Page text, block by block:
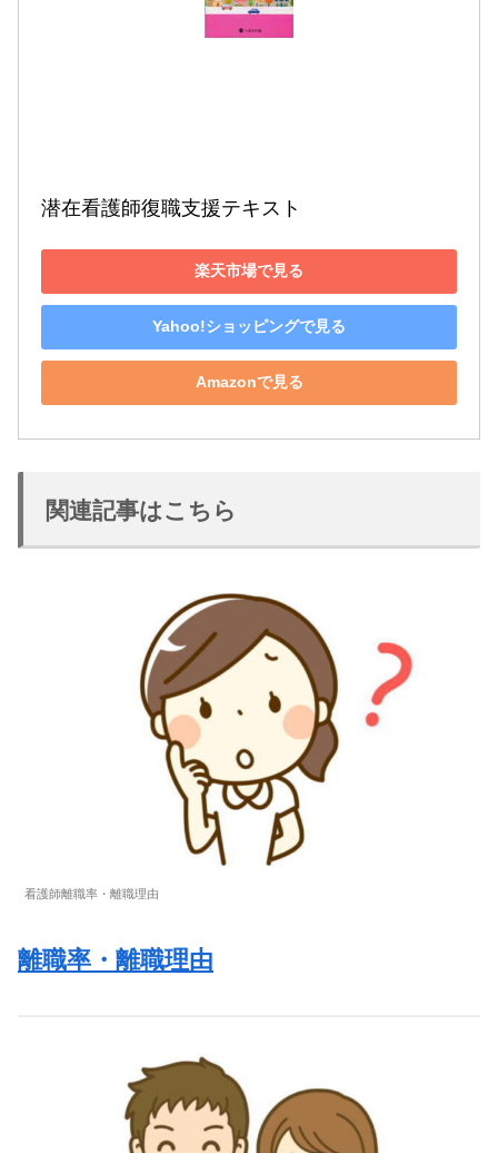
潜在看護師復職支援テキスト
楽天市場で見る
Yahoo!ショッピングで見る
Amazonで見る
関連記事はこちら
看護師離職率・離職理由
離職率・離職理由